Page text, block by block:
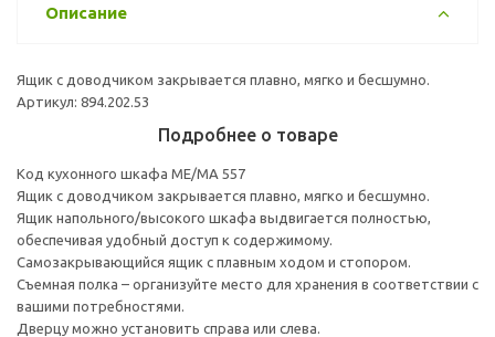
Описание
Ящик с доводчиком закрывается плавно, мягко и бесшумно.
Артикул: 894.202.53
Подробнее о товаре
Код кухонного шкафа ME/MA 557
Ящик с доводчиком закрывается плавно, мягко и бесшумно.
Ящик напольного/высокого шкафа выдвигается полностью,
обеспечивая удобный доступ к содержимому.
Cамозакрывающийся ящик с плавным ходом и стопором.
Съемная полка – организуйте место для хранения в соответствии с
вашими потребностями.
Дверцу можно установить справа или слева.